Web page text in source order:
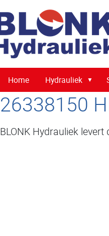
Home Hydrauliek
26338150
BLONK Hydrauliek